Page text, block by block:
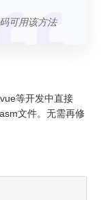
可用该方法
等开发中直接
文件。无需再修